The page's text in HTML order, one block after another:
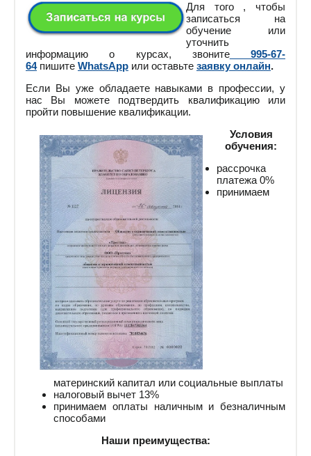
Для того , чтобы
записаться на
обучение или
уточнить
информацию о курсах, звоните
995-67-
64пишите WhatsApp или оставьте заявку онлайн.
Если Вы уже обладаете навыками в профессии, у
нас Вы можете подтвердить квалификацию или
пройти повышение квалификации.
Условия
обучения:
рассрочка
платежа 0%
принимаем
материнский капитал или социальные выплаты
налоговый вычет 13%
принимаем оплаты наличным и безналичным
способами
Наши преимущества: